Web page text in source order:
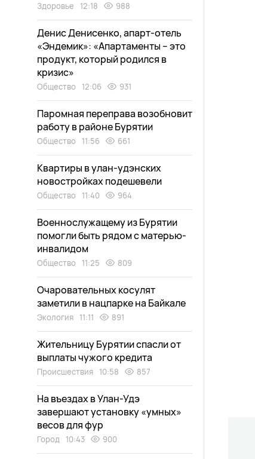
Здоровье 12:18 988
Денис Денисенко, апарт-отель
«Эндемик»: «Апартаменты – это
продукт, который родился в
кризис»
Общество 12:06 931
Паромная переправа возобновит
работу в районе Бурятии
Общество 11:56 661
Квартиры в улан-удэнских
новостройках подешевели
Общество 11:40 964
Военнослужащему из Бурятии
помогли быть рядом с матерью-
инвалидом
Общество 11:25 809
Очаровательных косулят
заметили в нацпарке на Байкале
Экология 11:11 891
Жительницу Бурятии спасли от
выплаты чужого кредита
Происшествия 10:58 857
На въездах в Улан-Удэ
завершают установку «умных»
весов для фур
Город 10:43 900